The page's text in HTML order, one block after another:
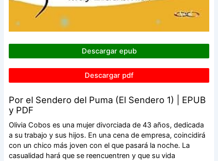
Descargar epub
Descargar pdf
Por el Sendero del Puma (El Sendero 1) | EPUB
y PDF
Olivia Cobos es una mujer divorciada de 43 años, dedicada
a su trabajo y sus hijos. En una cena de empresa, coincidirá
con un chico más joven con el que pasará la noche. La
casualidad hará que se reencuentren y que su vida